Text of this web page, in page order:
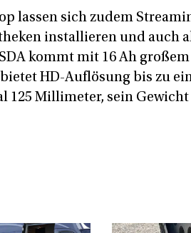
lassen sich zudem
installieren und auch
kommt mit 16 Ah
HD-Auflösung bis zu
125 Millimeter, sein